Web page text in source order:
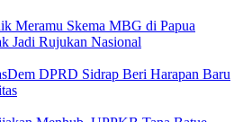
Meramu Skema MBG di Papua
Jadi Rujukan Nasional
DPRD Sidrap Beri Harapan Baru